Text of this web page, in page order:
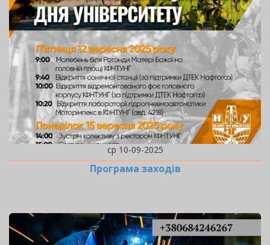
ср 10-09-2025
Програма заходів